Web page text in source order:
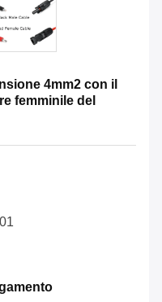
4mm2 con il
femminile del